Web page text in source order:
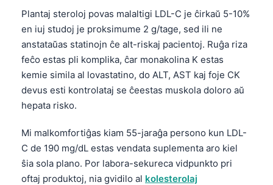
Plantaj steroloj povas malaltigi LDL-C je ĉirkaŭ 5-10%
en iuj studoj je proksimume 2 g/tage, sed ili ne
anstataŭas statinojn ĉe alt-riskaj pacientoj. Ruĝa riza
feĉo estas pli komplika, ĉar monakolina K estas
kemie simila al lovastatino, do ALT, AST kaj foje CK
devus esti kontrolataj se ĉeestas muskola doloro aŭ
hepata risko.
Mi malkomfortiĝas kiam 55-jaraĝa persono kun LDL-
C de 190 mg/dL estas vendata suplementa aro kiel
ŝia sola plano. Por labora-sekureca vidpunkto pri
oftaj produktoj, nia gvidilo al kolesterolaj
Bahasa Indonesia
Հայերեն
Íslenska
Српски језик
Svenska
Bosanski
Azərbaycan dili
Eesti